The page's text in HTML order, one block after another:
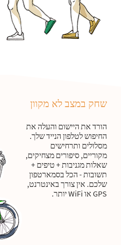
שחק במצב לא מקוון
הורד את היישום והעלה את
החיפוש לטלפון הנייד שלך.
מסלולים ותרחישים
מקוריים, סיפורים מצחיקים,
שאלות מגניבות + טיפים +
תשובות - הכל בסמארטפון
שלכם. אין צורך באינטרנט,
GPS או WiFi יותר.